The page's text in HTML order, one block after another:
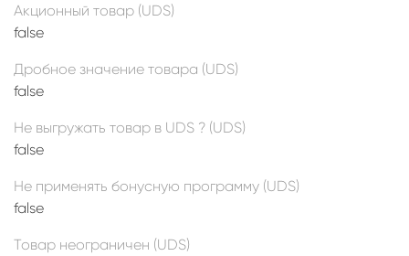
Акционный товар (UDS)
false
Дробное значение товара (UDS)
false
Не выгружать товар в UDS ? (UDS)
false
Не применять бонусную программу (UDS)
false
Товар неограничен (UDS)